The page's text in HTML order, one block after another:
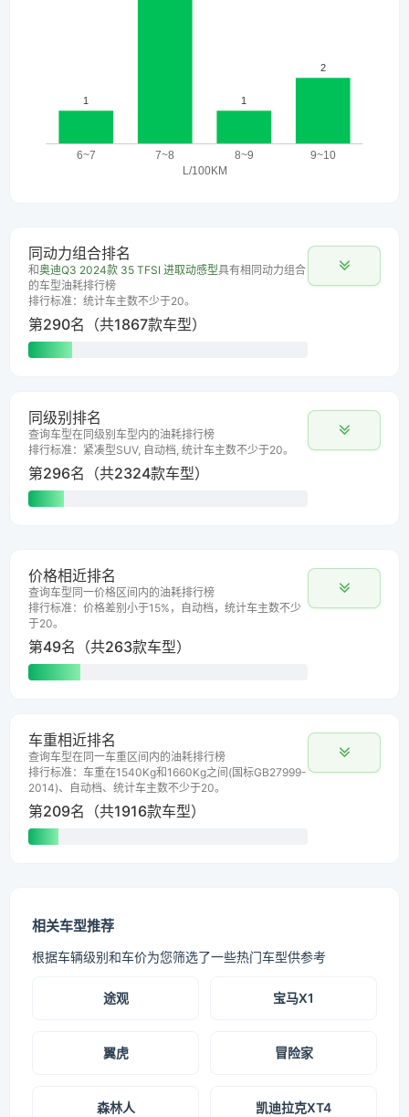
同动力组合排名
和奥迪Q3 2024款 35 TFSI 进取动感型具有相同动力组合
的车型油耗排行榜
排行标准：统计车主数不少于20。
第290名（共1867款车型）
同级别排名
查询车型在同级别车型内的油耗排行榜
排行标准：紧凑型SUV, 自动档, 统计车主数不少于20。
第296名（共2324款车型）
价格相近排名
查询车型同一价格区间内的油耗排行榜
排行标准：价格差别小于15%，自动档，统计车主数不少
于20。
第49名（共263款车型）
车重相近排名
查询车型在同一车重区间内的油耗排行榜
排行标准：车重在1540Kg和1660Kg之间(国标GB27999-
2014)、自动档、统计车主数不少于20。
第209名（共1916款车型）
相关车型推荐
根据车辆级别和车价为您筛选了一些热门车型供参考
途观 宝马X1
翼虎 冒险家
森林人 凯迪拉克XT4